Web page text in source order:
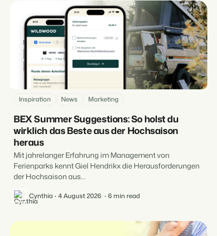
Inspiration News Marketing
BEX Summer Suggestions: So holst du
wirklich das Beste aus der Hochsaison
heraus
Mit jahrelanger Erfahrung im Management von
Ferienparks kennt Giel Hendrikx die Herausforderungen
der Hochsaison aus...
Cynthia 4 August 2026 6 min read